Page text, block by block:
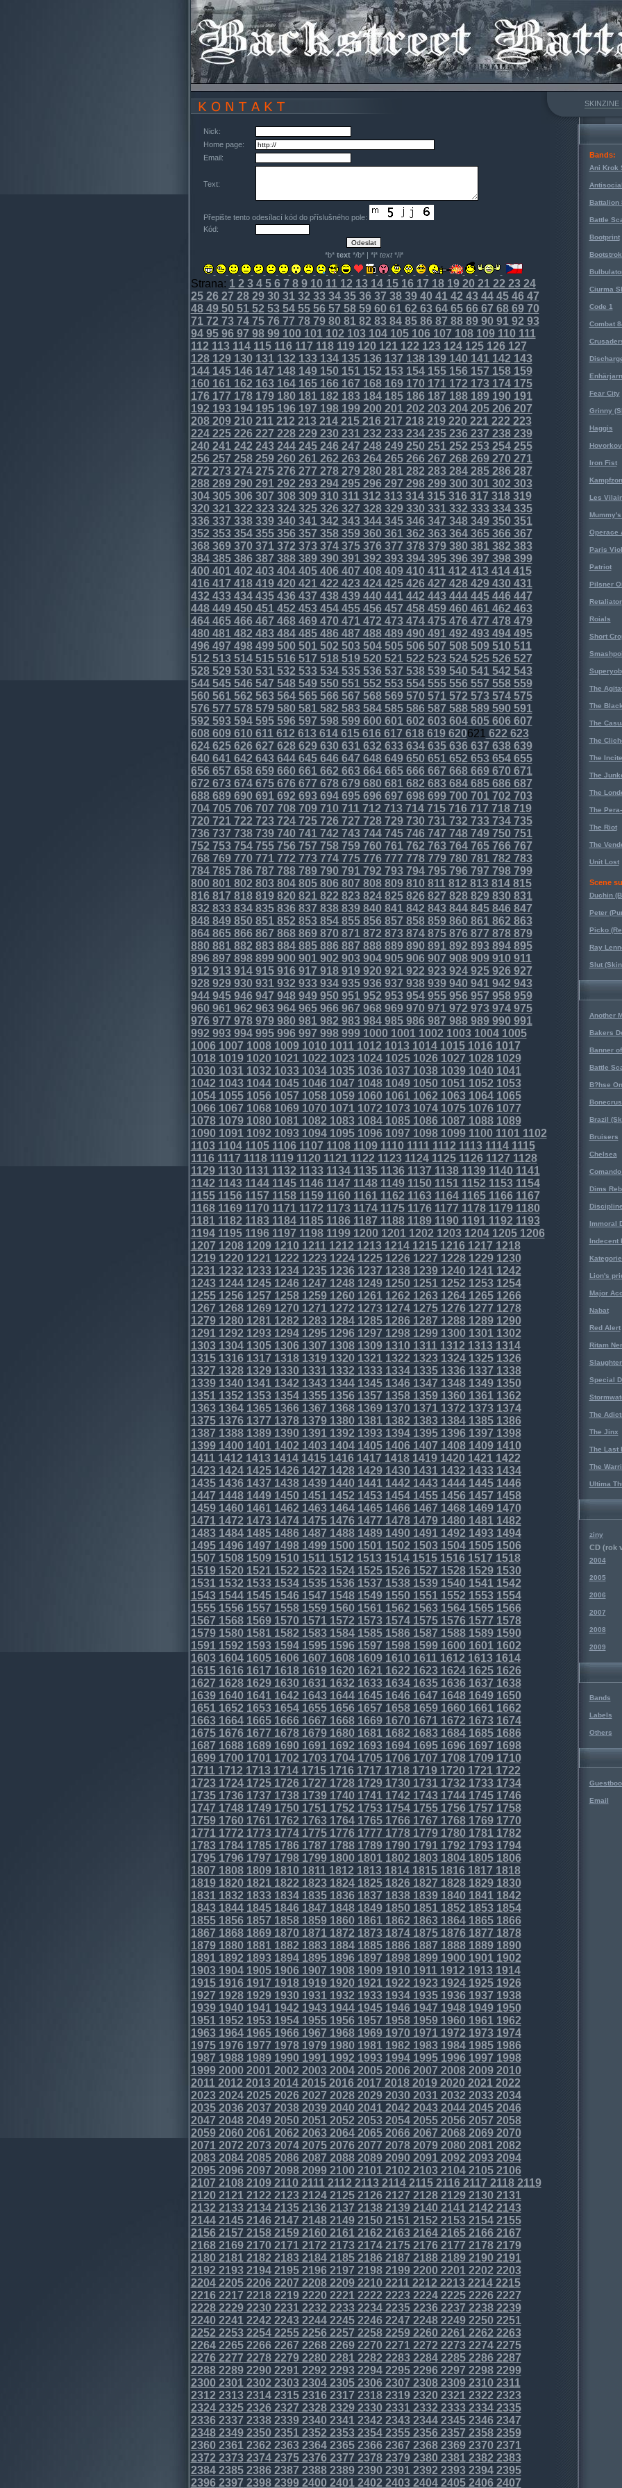
SKINZINE
Nick:
Home page:
Email:
Text:
Přepište tento odesílací kód do příslušného pole:
Kód:
*b* text*/b* | *i* text*/i*
Strana: 12 34567 89101112 1314151617 1819202122 2324
252627 2829303132 3334353637 3839404142 4344454647
4849505152 5354555657 5859606162 6364656667 686970
7172 7374757677 7879808182 8384858687 8889909192 93
94959697 9899100101102 103104105106107 108109110111
112 113114115116117 118119120121122 123124125126127
128129130131132 133134135136137 138139140141142 143
144145146147 148149150151152 153154155156157 158159
160161162 163164165166167 168169170171172 173174175
176177 178179180181182 183184185186187 188189190191
192 193194195196197 198199200201202 203204205206207
208209210211212 213214215216217 218219220221222 223
224225226227 228229230231232 233234235236237 238239
240241242 243244245246247 248249250251252 253254255
256257 258259260261262 263264265266267 268269270271
272 273274275276277 278279280281282 283284285286287
288289290291292 293294295296297 298299300301302 303
304305306307 308309310311312 313314315316317 318319
320321322 323324325326327 328329330331332 333334335
336337 338339340341342 343344345346347 348349350351
352 353354355356357 358359360361362 363364365366367
368369370371372 373374375376377 378379380381382 383
384385386387 388389390391392 393394395396397 398399
400401402 403404405406407 408409410411412 413414415
416417 418419420421422 423424425426427 428429430431
432 433434435436437 438439440441442 443444445446447
448449450451452 453454455456457 458459460461462 463
464465466467 468469470471472 473474475476477 478479
480481482 483484485486487 488489490491492 493494495
496497 498499500501502 503504505506507 508509510511
512 513514515516517 518519520521522 523524525526527
528529530531532 533534535536537 538539540541542 543
544545546547 548549550551552 553554555556557 558559
560561562 563564565566567 568569570571572 573574575
576577 578579580581582 583584585586587 588589590591
592 593594595596597 598599600601602 603604605606607
608609610611612 613614615616617 618619620621 622 623
624625626627 628629630631632 633634635636637 638639
640641642 643644645646647 648649650651652 653654655
656657 658659660661662 663664665666667 668669670671
672 673674675676677 678679680681682 683684685686687
688689690691692 693694695696697 698699700701702 703
704705706707 708709710711712 713714715716717 718719
720721722 723724725726727 728729730731732 733734735
736737 738739740741742 743744745746747 748749750751
752 753754755756757 758759760761762 763764765766767
768769770771772 773774775776777 778779780781782 783
784785786787 788789790791792 793794795796797 798799
800801802 803804805806807 808809810811812 813814815
816817 818819820821822 823824825826827 828829830831
832 833834835836837 838839840841842 843844845846847
848849850851852 853854855856857 858859860861862 863
864865866867 868869870871872 873874875876877 878879
880881882 883884885886887 888889890891892 893894895
896897 898899900901902 903904905906907 908909910911
912 913914915916917 918919920921922 923924925926927
928929930931932 933934935936937 938939940941942 943
944945946947 948949950951952 953954955956957 958959
960961962 963964965966967 968969970971972 973974975
976977 978979980981982 983984985986987 988989990991
992 993994995996997 998999100010011002 100310041005
10061007 10081009101010111012 10131014101510161017
10181019102010211022 10231024102510261027 10281029
103010311032 10331034103510361037 1038103910401041
1042 10431044104510461047 10481049105010511052 1053
1054105510561057 10581059106010611062 106310641065
10661067 10681069107010711072 10731074107510761077
10781079108010811082 10831084108510861087 10881089
109010911092 10931094109510961097 10981099110011011102
11031104110511061107 11081109111011111112 111311141115
11161117 11181119112011211122 11231124112511261127 1128
1129113011311132 11331134113511361137 1138113911401141
1142 11431144114511461147 11481149115011511152 11531154
115511561157 11581159116011611162 11631164116511661167
11681169117011711172 11731174117511761177 117811791180
11811182 11831184118511861187 11881189119011911192 1193
1194119511961197 11981199120012011202 1203120412051206
1207 12081209121012111212 12131214121512161217 1218
1219122012211222 12231224122512261227 122812291230
12311232 12331234123512361237 12381239124012411242
12431244124512461247 12481249125012511252 12531254
125512561257 12581259126012611262 1263126412651266
1267 12681269127012711272 12731274127512761277 1278
1279128012811282 12831284128512861287 128812891290
12911292 12931294129512961297 12981299130013011302
13031304130513061307 13081309131013111312 13131314
131513161317 13181319132013211322 1323132413251326
1327 13281329133013311332 13331334133513361337 1338
1339134013411342 13431344134513461347 134813491350
13511352 13531354135513561357 13581359136013611362
13631364136513661367 13681369137013711372 13731374
137513761377 13781379138013811382 1383138413851386
1387 13881389139013911392 13931394139513961397 1398
1399140014011402 14031404140514061407 140814091410
14111412 14131414141514161417 14181419142014211422
14231424142514261427 14281429143014311432 14331434
143514361437 14381439144014411442 1443144414451446
1447 14481449145014511452 14531454145514561457 1458
1459146014611462 14631464146514661467 146814691470
14711472 14731474147514761477 14781479148014811482
14831484148514861487 14881489149014911492 14931494
149514961497 14981499150015011502 1503150415051506
1507 15081509151015111512 15131514151515161517 1518
1519152015211522 15231524152515261527 152815291530
15311532 15331534153515361537 15381539154015411542
15431544154515461547 15481549155015511552 15531554
155515561557 15581559156015611562 1563156415651566
1567 15681569157015711572 15731574157515761577 1578
1579158015811582 15831584158515861587 158815891590
15911592 15931594159515961597 15981599160016011602
16031604160516061607 16081609161016111612 16131614
161516161617 16181619162016211622 1623162416251626
1627 16281629163016311632 16331634163516361637 1638
1639164016411642 16431644164516461647 164816491650
16511652 16531654165516561657 16581659166016611662
16631664166516661667 16681669167016711672 16731674
167516761677 16781679168016811682 1683168416851686
1687 16881689169016911692 16931694169516961697 1698
1699170017011702 17031704170517061707 170817091710
17111712 17131714171517161717 17181719172017211722
17231724172517261727 17281729173017311732 17331734
173517361737 17381739174017411742 1743174417451746
1747 17481749175017511752 17531754175517561757 1758
1759176017611762 17631764176517661767 176817691770
17711772 17731774177517761777 17781779178017811782
17831784178517861787 17881789179017911792 17931794
179517961797 17981799180018011802 1803180418051806
1807 18081809181018111812 18131814181518161817 1818
1819182018211822 18231824182518261827 182818291830
18311832 18331834183518361837 18381839184018411842
18431844184518461847 18481849185018511852 18531854
185518561857 18581859186018611862 1863186418651866
1867 18681869187018711872 18731874187518761877 1878
1879188018811882 18831884188518861887 188818891890
18911892 18931894189518961897 18981899190019011902
19031904190519061907 19081909191019111912 19131914
191519161917 19181919192019211922 1923192419251926
1927 19281929193019311932 19331934193519361937 1938
1939194019411942 19431944194519461947 194819491950
19511952 19531954195519561957 19581959196019611962
19631964196519661967 19681969197019711972 19731974
197519761977 19781979198019811982 1983198419851986
1987 19881989199019911992 19931994199519961997 1998
1999200020012002 20032004200520062007 200820092010
20112012 20132014201520162017 20182019202020212022
20232024202520262027 20282029203020312032 20332034
203520362037 20382039204020412042 2043204420452046
2047 20482049205020512052 20532054205520562057 2058
2059206020612062 20632064206520662067 206820692070
20712072 20732074207520762077 20782079208020812082
20832084208520862087 20882089209020912092 20932094
209520962097 20982099210021012102 2103210421052106
2107 21082109211021112112 21132114211521162117 21182119
212021212122 21232124212521262127 2128212921302131
2132 21332134213521362137 21382139214021412142 2143
2144214521462147 21482149215021512152 215321542155
21562157 21582159216021612162 21632164216521662167
21682169217021712172 21732174217521762177 21782179
218021812182 21832184218521862187 2188218921902191
2192 21932194219521962197 21982199220022012202 2203
2204220522062207 22082209221022112212 221322142215
22162217 22182219222022212222 22232224222522262227
22282229223022312232 22332234223522362237 22382239
224022412242 22432244224522462247 2248224922502251
2252 22532254225522562257 22582259226022612262 2263
2264226522662267 22682269227022712272 227322742275
22762277 22782279228022812282 22832284228522862287
22882289229022912292 22932294229522962297 22982299
230023012302 23032304230523062307 2308230923102311
2312 23132314231523162317 23182319232023212322 2323
2324232523262327 23282329233023312332 233323342335
23362337 23382339234023412342 23432344234523462347
23482349235023512352 23532354235523562357 23582359
236023612362 23632364236523662367 2368236923702371
2372 23732374237523762377 23782379238023812382 2383
2384238523862387 23882389239023912392 239323942395
23962397 23982399240024012402 24032404240524062407
Bands:
Ani Krok
Battalion
Battle
Bootprint
Ciurma
Code 1
Combat
Fear City
Grinny
Haggis
Iron Fist
Les
Operace
Paris
Patriot
Pilsner
Retaliator
Roials
Short
Superyob
The
The
The
The
The
The
The
The
The Riot
The
Unit Lost
Scene
Duchin
Peter
Picko
Ray
Slut
Another
Bakers
Banner
Battle
B?hse
Brazil
Bruisers
Chelsea
Dims
Immoral
Indecent
Lion's
Major
Nabat
Red Alert
Ritam
Special
The
The Jinx
The Last
The
Ultima
ziny
CD (rok
2004
2005
2006
2007
2008
2009
Bands
Labels
Others
Email